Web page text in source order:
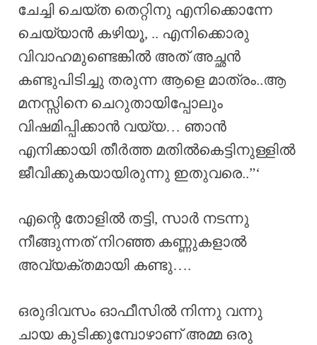
ചേച്ചി ചെയ്ത തെറ്റിനു എനിക്കൊന്നേ
ചെയ്യാൻ കഴിയൂ, .. എനിക്കൊരു
വിവാഹമുണ്ടെങ്കിൽ അത് അച്ഛൻ
കണ്ടുപിടിച്ചു തരുന്ന ആളെ മാത്രം..ആ
മനസ്സിനെ ചെറുതായിപ്പോലും
വിഷമിപ്പിക്കാൻ വയ്യ… ഞാൻ
എനിക്കായി തീർത്ത മതിൽകെട്ടിനുള്ളിൽ
ജീവിക്കുകയായിരുന്നു ഇതുവരെ..”‘
എന്റെ തോളിൽ തട്ടി, സാർ നടന്നു
നീങ്ങുന്നത് നിറഞ്ഞ കണ്ണുകളാൽ
അവ്യക്തമായി കണ്ടു….
ഒരുദിവസം ഓഫീസിൽ നിന്നു വന്നു
ചായ കുടിക്കുമ്പോഴാണ് അമ്മ ഒരു